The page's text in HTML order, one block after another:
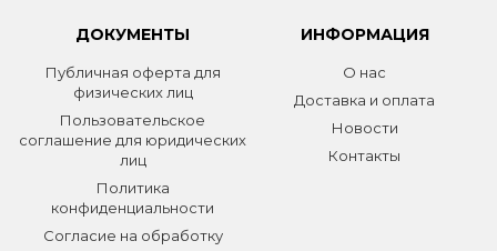
ДОКУМЕНТЫ
Публичная оферта для
физических лиц
Пользовательское
соглашение для юридических
лиц
Политика
конфиденциальности
Согласие на обработку
ИНФОРМАЦИЯ
О нас
Доставка и оплата
Новости
Контакты